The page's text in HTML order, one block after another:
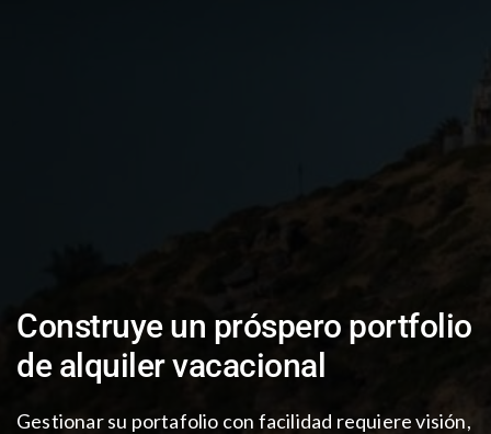
Construye un próspero portfolio
de alquiler vacacional
Gestionar su portafolio con facilidad requiere visión,